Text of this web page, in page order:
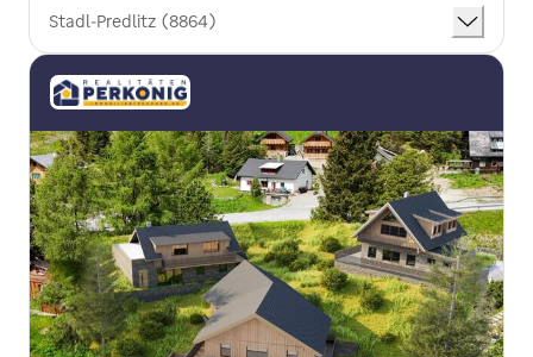
Stadl-Predlitz (8864)